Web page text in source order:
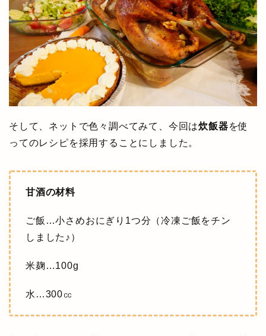
そして、ネットで色々調べてみて、今回は炊飯器を使
ってのレシピを採用することにしました。
甘酒の材料
ご飯…小さめおにぎり1つ分（冷凍ご飯をチン
しました♪）
米麹…100g
水…300㏄